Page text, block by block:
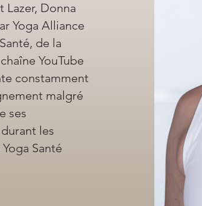
Lazer, Donna
Yoga Alliance
de la
YouTube
constamment
malgré
ses
les
Santé